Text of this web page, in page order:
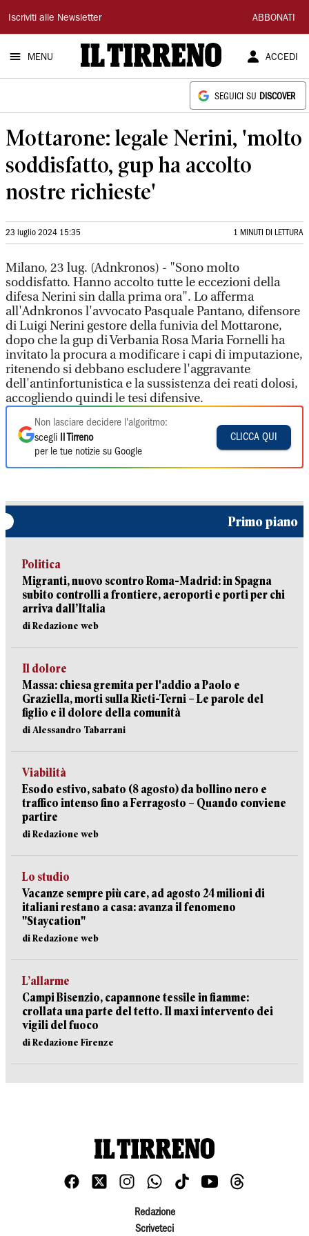
Il
Tirreno
Iscriviti alle Newsletter ABBONATI
MENU ACCEDI
SEGUICI SU DISCOVER
Mottarone: legale Nerini, 'molto
soddisfatto, gup ha accolto
nostre richieste'
23 luglio 2024 15:35 1 MINUTI DI LETTURA
Milano, 23 lug. (Adnkronos) - "Sono molto
soddisfatto. Hanno accolto tutte le eccezioni della
difesa Nerini sin dalla prima ora". Lo afferma
all'Adnkronos l'avvocato Pasquale Pantano, difensore
di Luigi Nerini gestore della funivia del Mottarone,
dopo che la gup di Verbania Rosa Maria Fornelli ha
invitato la procura a modificare i capi di imputazione,
ritenendo si debbano escludere l'aggravante
dell'antinfortunistica e la sussistenza dei reati dolosi,
accogliendo quindi le tesi difensive.
Non lasciare decidere l'algoritmo:
scegli
Il Tirreno
per le tue notizie su Google
CLICCA QUI
Primo piano
Politica
Migranti, nuovo scontro Roma-Madrid: in Spagna
subito controlli a frontiere, aeroporti e porti per chi
arriva dall’Italia
di Redazione web
Il dolore
Massa: chiesa gremita per l'addio a Paolo e
Graziella, morti sulla Rieti-Terni – Le parole del
figlio e il dolore della comunità
di Alessandro Tabarrani
Viabilità
Esodo estivo, sabato (8 agosto) da bollino nero e
traffico intenso fino a Ferragosto – Quando conviene
partire
di Redazione web
Lo studio
Vacanze sempre più care, ad agosto 24 milioni di
italiani restano a casa: avanza il fenomeno
"Staycation"
di Redazione web
L’allarme
Campi Bisenzio, capannone tessile in fiamme:
crollata una parte del tetto. Il maxi intervento dei
vigili del fuoco
di Redazione Firenze
Redazione
Scriveteci